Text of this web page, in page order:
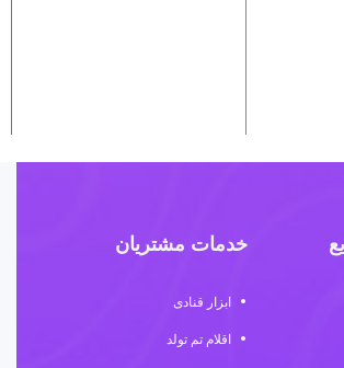
خدمات مشتریان
ابزار قنادی
اقلام تم تولد